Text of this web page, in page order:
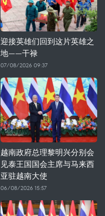
迎接英雄们回到这片英雄之
地——干禄
07/08/2026 09:37
越南政府总理黎明兴分别会
见泰王国国会主席与马来西
亚驻越南大使
06/08/2026 15:57